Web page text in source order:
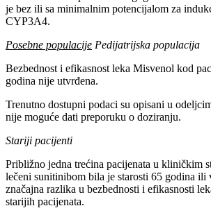
je bez ili sa minimalnim potencijalom za
CYP3A4.
Posebne populacije Pedijatrijska populacija
Bezbednost i efikasnost leka Misvenol kod
godina nije utvrđena.
Trenutno dostupni podaci su opisani u
nije moguće dati preporuku o doziranju.
Stariji pacijenti
Približno jedna trećina pacijenata u kliničkim
lečeni sunitinibom bila je starosti 65 godina ili
značajna razlika u bezbednosti i efikasnosti
starijih pacijenata.